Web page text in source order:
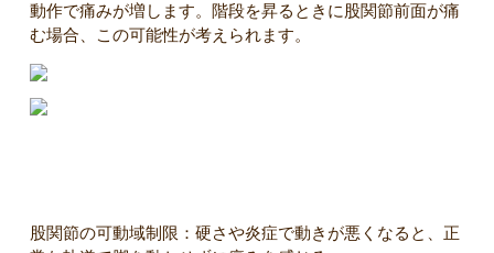
動作で痛みが増します。階段を昇るときに股関節前面が痛
む場合、この可能性が考えられます。
股関節の可動域制限：硬さや炎症で動きが悪くなると、正